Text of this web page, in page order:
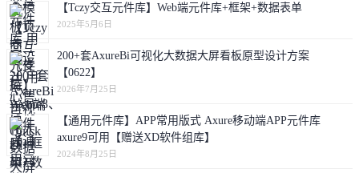
【Tczy交互元件库】Web端元件库+框架+数据表单
2025年5月6日
200+套AxureBi可视化大数据大屏看板原型设计方案
【0622】
2026年7月25日
【通用元件库】APP常用版式 Axure移动端APP元件库
axure9可用【赠送XD软件组库】
2024年8月25日